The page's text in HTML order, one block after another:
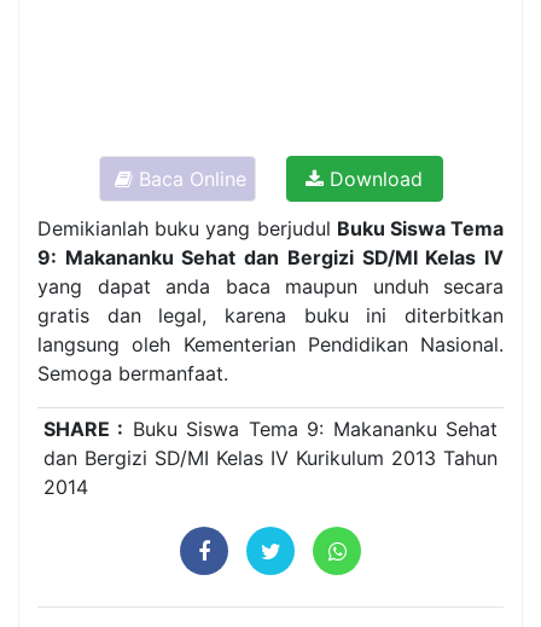
Baca Online Download
Demikianlah buku yang berjudul Buku Siswa Tema
9: Makananku Sehat dan Bergizi SD/MI Kelas IV
yang dapat anda baca maupun unduh secara
gratis dan legal, karena buku ini diterbitkan
langsung oleh Kementerian Pendidikan Nasional.
Semoga bermanfaat.
SHARE : Buku Siswa Tema 9: Makananku Sehat
dan Bergizi SD/MI Kelas IV Kurikulum 2013 Tahun
2014